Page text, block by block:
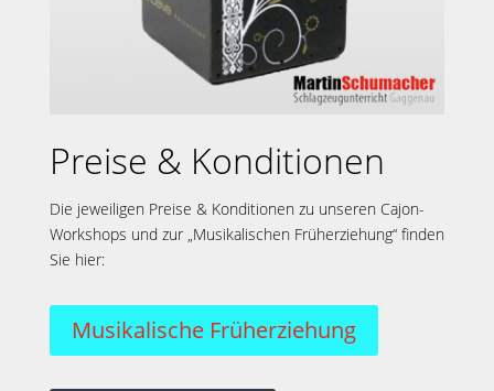
Preise & Konditionen
Die jeweiligen Preise & Konditionen zu unseren Cajon-
Workshops und zur „Musikalischen Früherziehung“ finden
Sie hier:
Musikalische Früherziehung